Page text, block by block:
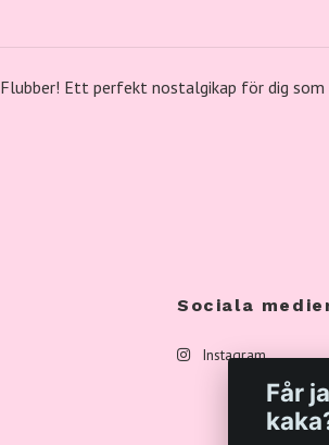
Flubber! Ett perfekt nostalgikap för dig som
Sociala
Instagram
Får